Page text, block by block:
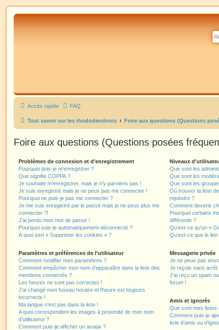
Accès rapide FAQ
Tout savoir sur les rhododendrons Foire aux questions (Questions
Foire aux questions (Questions posées
Problèmes de connexion et d’enregistrement
Pourquoi dois-je m’enregistrer ?
Que signifie COPPA ?
Je souhaite m’enregistrer, mais je n’y parviens pas !
Je suis enregistré mais je ne peux pas me connecter !
Pourquoi ne puis-je pas me connecter ?
Je me suis enregistré par le passé mais je ne peux plus me
connecter ?!
J’ai perdu mon mot de passe !
Pourquoi suis-je automatiquement déconnecté ?
À quoi sert « Supprimer les cookies » ?
Paramètres et préférences de l’utilisateur
Comment modifier mes paramètres ?
Comment empêcher mon nom d’apparaître dans la liste des
membres connectés ?
Les heures ne sont pas correctes !
J’ai changé mon fuseau horaire et l’heure est toujours
incorrecte !
Ma langue n’est pas dans la liste !
A quoi correspondent les images à proximité de mon nom
d’utilisateur ?
Comment puis-je afficher un avatar ?
Niveaux
Que sont les
Que sont les
Que sont les
Où trouver la liste
rejoindre ?
Comment devenir
Pourquoi certains
différente ?
Qu’est-ce qu’un «
Qu’est-ce que le
Messagerie privée
Je ne peux pas
Je reçois sans arrêt
J’ai reçu un spam
forum !
Amis et ignorés
Que sont mes listes
Comment puis-je
liste d’amis ou